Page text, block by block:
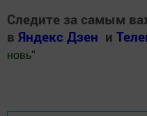
Следите за самым
в Яндекс Дзен и
новь"